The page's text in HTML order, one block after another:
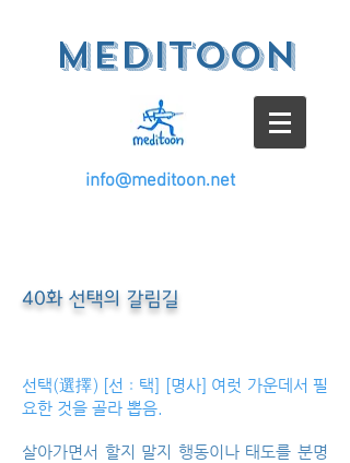
meditoon
info@meditoon.net
40화 선택의 갈림길
선택(選擇) [선ː택] [명사] 여럿 가운데서 필
요한 것을 골라 뽑음.
살아가면서 할지 말지 행동이나 태도를 분명